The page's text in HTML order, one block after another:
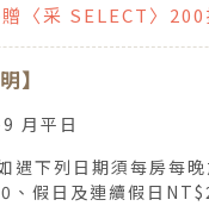
〈采 SELECT〉200
】
月平日
遇下列日期須每房每晚
、假日及連續假日